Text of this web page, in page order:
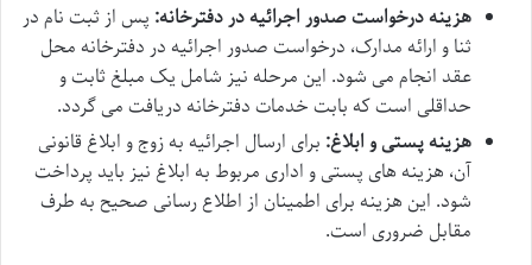
هزینه درخواست صدور اجرائیه در دفترخانه: پس از ثبت نام در
ثنا و ارائه مدارک، درخواست صدور اجرائیه در دفترخانه محل
عقد انجام می شود. این مرحله نیز شامل یک مبلغ ثابت و
حداقلی است که بابت خدمات دفترخانه دریافت می گردد.
هزینه پستی و ابلاغ: برای ارسال اجرائیه به زوج و ابلاغ قانونی
آن، هزینه های پستی و اداری مربوط به ابلاغ نیز باید پرداخت
شود. این هزینه برای اطمینان از اطلاع رسانی صحیح به طرف
مقابل ضروری است.